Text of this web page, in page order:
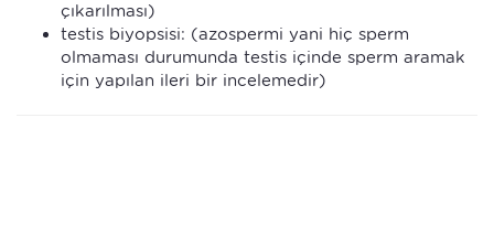
çıkarılması)
testis biyopsisi: (azospermi yani hiç sperm
olmaması durumunda testis içinde sperm aramak
için yapılan ileri bir incelemedir)